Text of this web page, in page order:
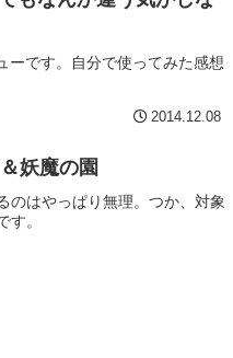
ーです。自分で使ってみた感想
2014.12.08
妖魔の園
のはやっぱり無理。つか、対象
す。